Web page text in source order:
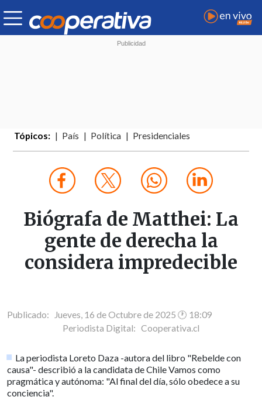
Tópicos: País Política Presidenciales
Biógrafa de Matthei: La
gente de derecha la
considera impredecible
Publicado: Jueves, 16 de Octubre de 2025 🕐 18:09
Periodista Digital: Cooperativa.cl
La periodista Loreto Daza -autora del libro "Rebelde con
causa"- describió a la candidata de Chile Vamos como
pragmática y autónoma: "Al final del día, sólo obedece a su
conciencia".